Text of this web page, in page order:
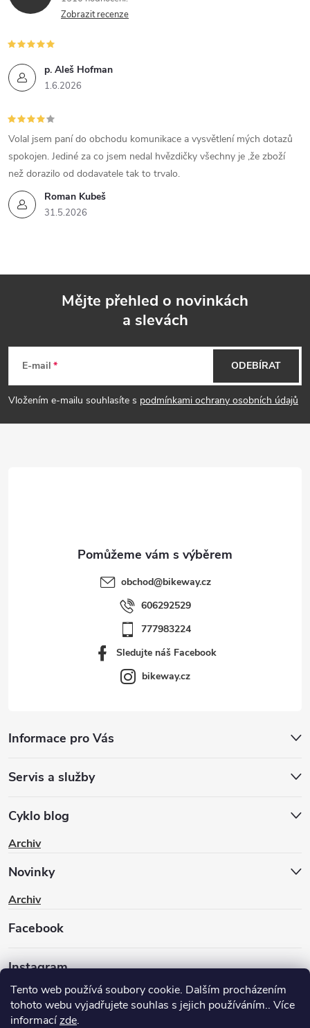
Tento web používá soubory cookie. Dalším procházením
tohoto webu vyjadřujete souhlas s jejich používáním.. Více
informacízde.
Zobrazit recenze
p. Aleš Hofman
1.6.2026
Roman Kubeš
31.5.2026
Volal jsem paní do obchodu komunikace a vysvětlení mých dotazů
spokojen. Jediné za co jsem nedal hvězdičky všechny je ,že zboží
než dorazilo od dodavatele tak to trvalo.
p
Mějte přehled o novinkách
a slevách
E-mail
Vložením e-mailu souhlasíte s podmínkami ochrany osobních údajů
ODEBÍRAT
obchod@bikeway.cz
606292529
777983224
Sledujte náš Facebook
bikeway.cz
Informace pro Vás
Servis a služby
Cyklo blog
Archiv
Novinky
Archiv
Facebook
Instagram